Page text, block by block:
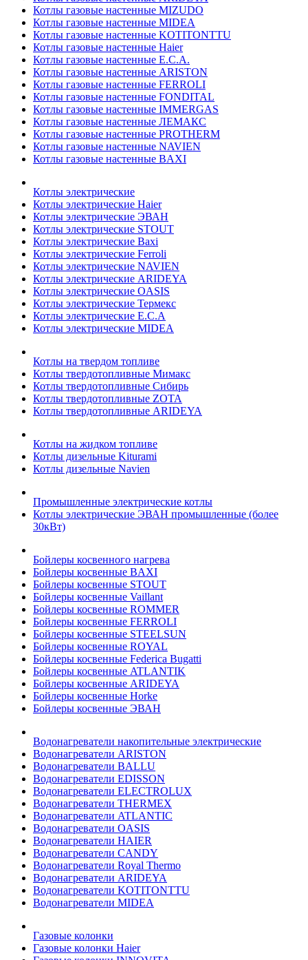
Котлы газовые настенные MIZUDO
Котлы газовые настенные MIDEA
Котлы газовые настенные KOTITONTTU
Котлы газовые настенные Haier
Котлы газовые настенные E.C.A.
Котлы газовые настенные ARISTON
Котлы газовые настенные FERROLI
Котлы газовые настенные FONDITAL
Котлы газовые настенные IMMERGAS
Котлы газовые настенные ЛЕМАКС
Котлы газовые настенные PROTHERM
Котлы газовые настенные NAVIEN
Котлы газовые настенные BAXI
Котлы электрические
Котлы электрические Haier
Котлы электрические ЭВАН
Котлы электрические STOUT
Котлы электрические Baxi
Котлы электрические Ferroli
Котлы электрические NAVIEN
Котлы электрические ARIDEYA
Котлы электрические OASIS
Котлы электрические Термекс
Котлы электрические E.C.A
Котлы электрические MIDEA
Котлы на твердом топливе
Котлы твердотопливные Мимакс
Котлы твердотопливные Сибирь
Котлы твердотопливные ZOTA
Котлы твердотопливные ARIDEYA
Котлы на жидком топливе
Котлы дизельные Kiturami
Котлы дизельные Navien
Промышленные электрические котлы
Котлы электрические ЭВАН промышленные (более
30кВт)
Бойлеры косвенного нагрева
Бойлеры косвенные BAXI
Бойлеры косвенные STOUT
Бойлеры косвенные Vaillant
Бойлеры косвенные ROMMER
Бойлеры косвенные FERROLI
Бойлеры косвенные STEELSUN
Бойлеры косвенные ROYAL
Бойлеры косвенные Federica Bugatti
Бойлеры косвенные ATLANTIK
Бойлеры косвенные ARIDEYA
Бойлеры косвенные Horke
Бойлеры косвенные ЭВАН
Водонагреватели накопительные электрические
Водонагреватели ARISTON
Водонагреватели BALLU
Водонагреватели EDISSON
Водонагреватели ELECTROLUX
Водонагреватели THERMEX
Водонагреватели ATLANTIC
Водонагреватели OASIS
Водонагреватели HAIER
Водонагреватели CANDY
Водонагреватели Royal Thermo
Водонагреватели ARIDEYA
Водонагреватели KOTITONTTU
Водонагреватели MIDEA
Газовые колонки
Газовые колонки Haier